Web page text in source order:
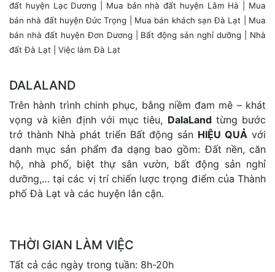
đất huyện Lạc Dương
Mua bán nhà đất huyện Lâm Hà
Mua
bán nhà đất huyện Đức Trọng
Mua bán khách sạn Đà Lạt | Mua
bán nhà đất huyện Đơn Dương | Bất động sản nghỉ dưỡng
Nhà
đất Đà Lạt
Việc làm Đà Lạt
DALALAND
Trên hành trình chinh phục, bằng niềm đam mê – khát
vọng và kiên định với mục tiêu, DalaLandtừng bước
trở thành Nhà phát triển Bất động sản HIỆU QUẢ với
danh mục sản phẩm đa dạng bao gồm: Đất nền, căn
hộ, nhà phố, biệt thự sân vườn, bất động sản nghỉ
dưỡng,… tại các vị trí chiến lược trọng điểm của Thành
phố Đà Lạt và các huyện lân cận.
THỜI GIAN LÀM VIỆC
Tất cả các ngày trong tuần: 8h-20h